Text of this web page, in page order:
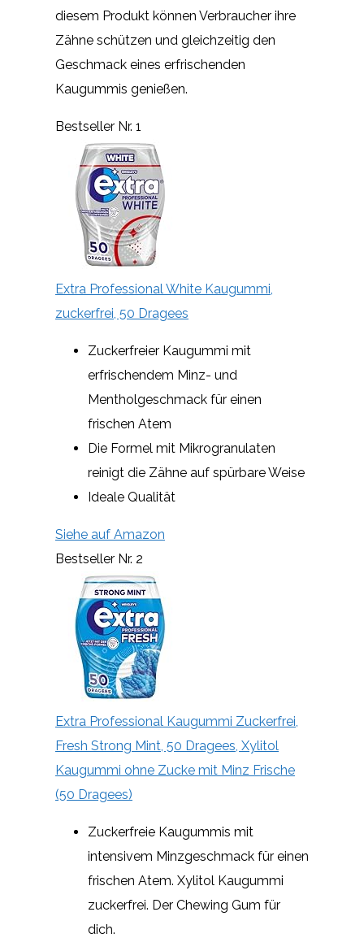
diesem Produkt können Verbraucher ihre
Zähne schützen und gleichzeitig den
Geschmack eines erfrischenden
Kaugummis genießen.
Bestseller Nr. 1
Extra Professional White Kaugummi,
zuckerfrei, 50 Dragees
Zuckerfreier Kaugummi mit
erfrischendem Minz- und
Mentholgeschmack für einen
frischen Atem
Die Formel mit Mikrogranulaten
reinigt die Zähne auf spürbare Weise
Ideale Qualität
Siehe auf Amazon
Bestseller Nr. 2
Extra Professional Kaugummi Zuckerfrei,
Fresh Strong Mint, 50 Dragees, Xylitol
Kaugummi ohne Zucke mit Minz Frische
(50 Dragees)
Zuckerfreie Kaugummis mit
intensivem Minzgeschmack für einen
frischen Atem. Xylitol Kaugummi
zuckerfrei. Der Chewing Gum für
dich.